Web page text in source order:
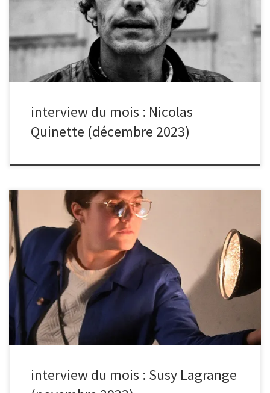
Manshiyat Naser, immense quartier dans l’Est de la ville où vit une
communauté copte dont l’activité principale est la collecte des
ordures du Caire. Les ordures sont ramenées dans ce même
quartier où elles sont triées, traitées et recyclées. Au sein de quel
projet s’inscrit ce reportage ? Cette photo est issue d’un […]
interview du mois : Nicolas
Quinette (décembre 2023)
En novembre, l’image de Susy Lagrange sur le thème « mémoire /
traces / histoire »(en lien avec le festival de poésie Bâton de
parole) a été élue photo du mois. Bonjour Susy, quelle est
l’histoire de ta photo ? Cette photo est issue de mon exposition
« Mémoire de Disparues ». En partant du principe que la création
des arts plastiques s’est faite sur le besoin de l’homme à vouloir
conserver une réalité vouée à disparaître, alors l’art a pour origine
la conservation dans laquelle réside donc une portée funéraire. À
l’intérieur des multiples lieux abandonnés que j’ai parcourus, des
rencontres surprenantes […]
interview du mois : Susy Lagrange